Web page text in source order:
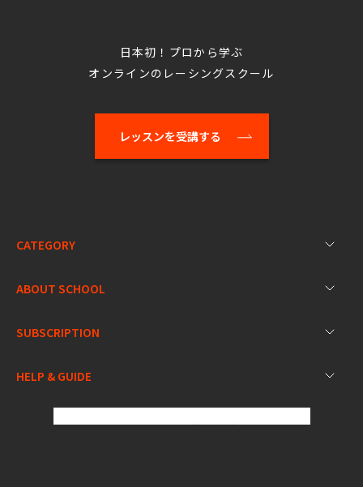
日本初！プロから学ぶ
オンラインのレーシングスクール
レッスンを受講する
CATEGORY
ABOUT SCHOOL
SUBSCRIPTION
HELP & GUIDE